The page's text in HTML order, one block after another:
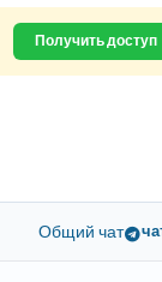
Получить доступ
Общий чат